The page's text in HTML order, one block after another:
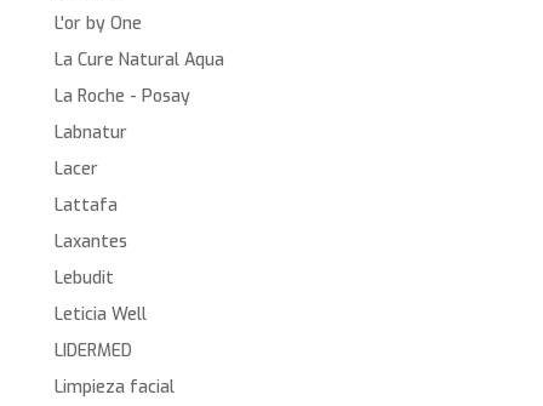
L'or by One
La Cure Natural Aqua
La Roche - Posay
Labnatur
Lacer
Lattafa
Laxantes
Lebudit
Leticia Well
LIDERMED
Limpieza facial